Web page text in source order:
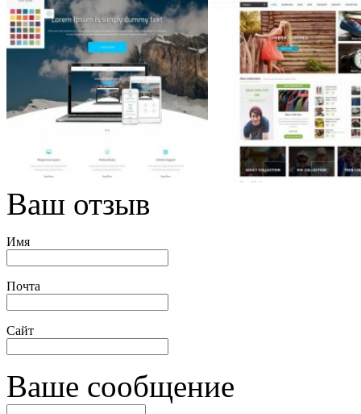
Ваш отзыв
Имя
Почта
Сайт
Ваше сообщение